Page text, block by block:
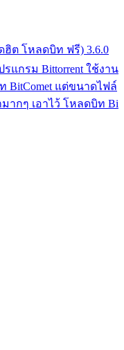
ฮิต โหลดบิท ฟรี) 3.6.0
แกรม Bittorrent ใช้งาน
BitComet แต่ขนาดไฟล์
ากๆ เอาไว้ โหลดบิท Bi